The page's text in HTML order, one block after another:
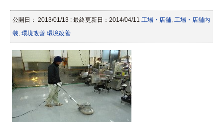
公開日： 2013/01/13 : 最終更新日：2014/04/11 工場・店舗, 工場・店舗内
装, 環境改善 環境改善